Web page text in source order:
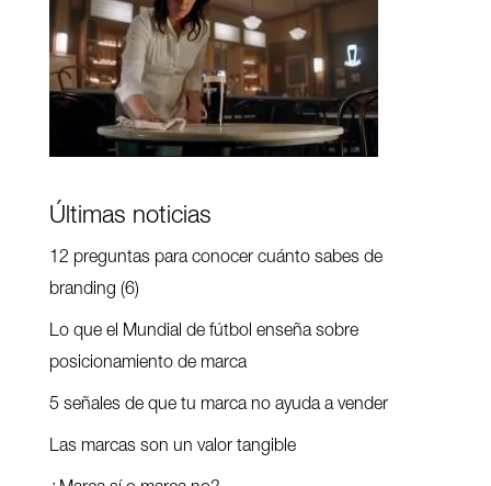
Últimas noticias
12 preguntas para conocer cuánto sabes de
branding (6)
Lo que el Mundial de fútbol enseña sobre
posicionamiento de marca
5 señales de que tu marca no ayuda a vender
Las marcas son un valor tangible